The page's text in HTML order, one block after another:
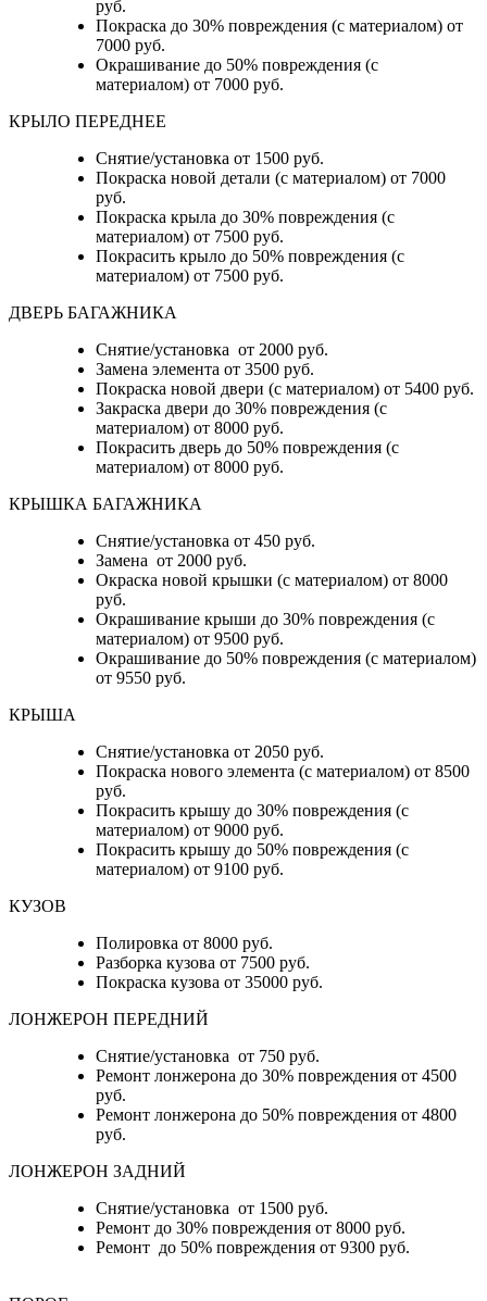
руб.
Покраска до 30% повреждения (с материалом) от
7000 руб.
Окрашивание до 50% повреждения (с
материалом) от 7000 руб.
КРЫЛО ПЕРЕДНЕЕ
Снятие/установка от 1500 руб.
Покраска новой детали (с материалом) от 7000
руб.
Покраска крыла до 30% повреждения (с
материалом) от 7500 руб.
Покрасить крыло до 50% повреждения (с
материалом) от 7500 руб.
ДВЕРЬ БАГАЖНИКА
Снятие/установка от 2000 руб.
Замена элемента от 3500 руб.
Покраска новой двери (с материалом) от 5400 руб.
Закраска двери до 30% повреждения (с
материалом) от 8000 руб.
Покрасить дверь до 50% повреждения (с
материалом) от 8000 руб.
КРЫШКА БАГАЖНИКА
Снятие/установка от 450 руб.
Замена от 2000 руб.
Окраска новой крышки (с материалом) от 8000
руб.
Окрашивание крыши до 30% повреждения (с
материалом) от 9500 руб.
Окрашивание до 50% повреждения (с материалом)
от 9550 руб.
КРЫША
Снятие/установка от 2050 руб.
Покраска нового элемента (с материалом) от 8500
руб.
Покрасить крышу до 30% повреждения (с
материалом) от 9000 руб.
Покрасить крышу до 50% повреждения (с
материалом) от 9100 руб.
КУЗОВ
Полировка от 8000 руб.
Разборка кузова от 7500 руб.
Покраска кузова от 35000 руб.
ЛОНЖЕРОН ПЕРЕДНИЙ
Снятие/установка от 750 руб.
Ремонт лонжерона до 30% повреждения от 4500
руб.
Ремонт лонжерона до 50% повреждения от 4800
руб.
ЛОНЖЕРОН ЗАДНИЙ
Снятие/установка от 1500 руб.
Ремонт до 30% повреждения от 8000 руб.
Ремонт до 50% повреждения от 9300 руб.